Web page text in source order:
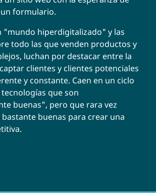
formulario.
"mundo hiperdigitalizado" y las
todo las que venden productos y
luchan por destacar entre la
clientes y clientes potenciales
y constante. Caen en un ciclo
que son
buenas", pero que rara vez
buenas para crear una